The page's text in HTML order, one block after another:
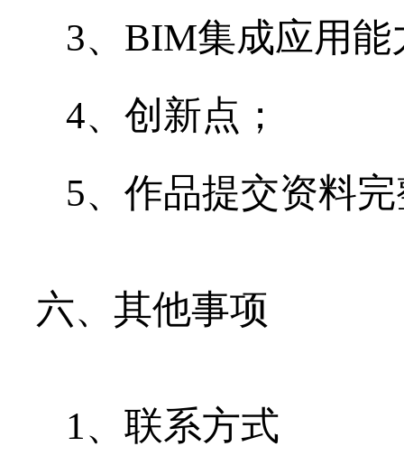
3、BIM集成应用能
4、创新点；
5、作品提交资料
六、其他事项
1、联系方式